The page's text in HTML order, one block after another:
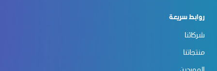
روابط سريعة
شركائنا
منتجاتنا